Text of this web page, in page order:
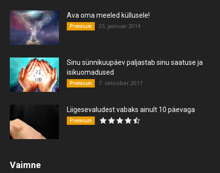
Ava oma meeled küllusele!
Premium 25. jaanuar 2014
Sinu sünnikuupäev paljastab sinu saatuse ja
isikuomadused
Premium 7. oktoober 2017
Liigesevaludest vabaks ainult 10 päevaga
Premium
Vaimne